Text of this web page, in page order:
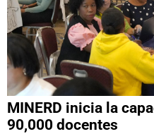
MINERD inicia la
90,000 docentes